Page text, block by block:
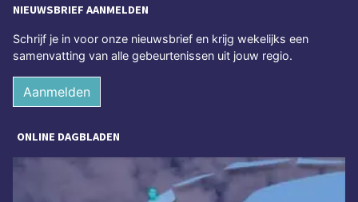
NIEUWSBRIEF AANMELDEN
Schrijf je in voor onze nieuwsbrief en krijg wekelijks een
samenvatting van alle gebeurtenissen uit jouw regio.
Aanmelden
ONLINE DAGBLADEN